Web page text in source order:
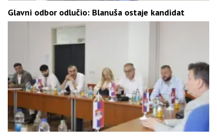
Glavni odbor odlučio: Blanuša ostaje kandidat